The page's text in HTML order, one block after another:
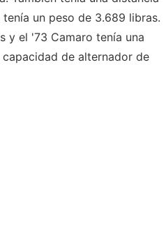
un peso de 3.689 libras.
y el '73 Camaro tenía una
de alternador de